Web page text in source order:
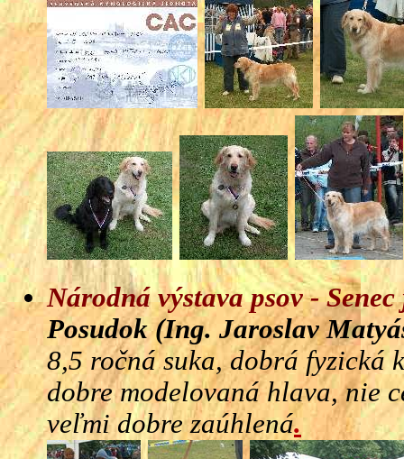
Národná výstava psov -
Posudok (Ing. Jaroslav
8,5 ročná suka, dobrá fyzická
dobre modelovaná hlava, nie
veľmi dobre zaúhlená.